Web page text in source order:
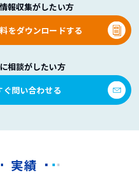
報収集がしたい方
をダウンロードする
相談がしたい方
ぐ問い合わせる
実績